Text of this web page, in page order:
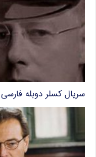
سریال کسلر دوبله فارسی